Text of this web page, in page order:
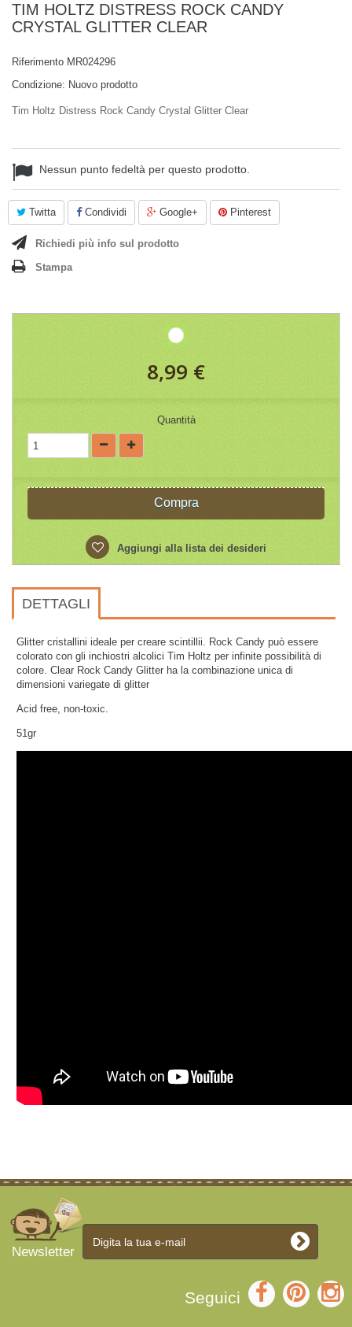
TIM HOLTZ DISTRESS ROCK CANDY
CRYSTAL GLITTER CLEAR
Riferimento MR024296
Condizione: Nuovo prodotto
Tim Holtz Distress Rock Candy Crystal Glitter Clear
Nessun punto fedeltà per questo prodotto.
Twitta Condividi Google+ Pinterest
Richiedi più info sul prodotto
Stampa
8,99 €
Quantità
Compra
Aggiungi alla lista dei desideri
DETTAGLI
Glitter cristallini ideale per creare scintillii. Rock Candy può essere
colorato con gli inchiostri alcolici Tim Holtz per infinite possibilità di
colore. Clear Rock Candy Glitter ha la combinazione unica di
dimensioni variegate di glitter
Acid free, non-toxic.
51gr
Newsletter
Seguici